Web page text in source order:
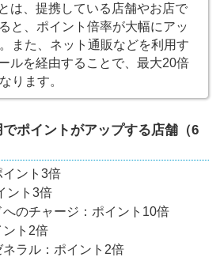
は、提携している店舗やお店で
と、ポイント倍率が大幅にアッ
また、ネット通販などを利用す
ルを経由することで、最大20倍
ります。
ポイントがアップする店舗（6
イント3倍
ント3倍
のチャージ：ポイント10倍
ント2倍
ラル：ポイント2倍